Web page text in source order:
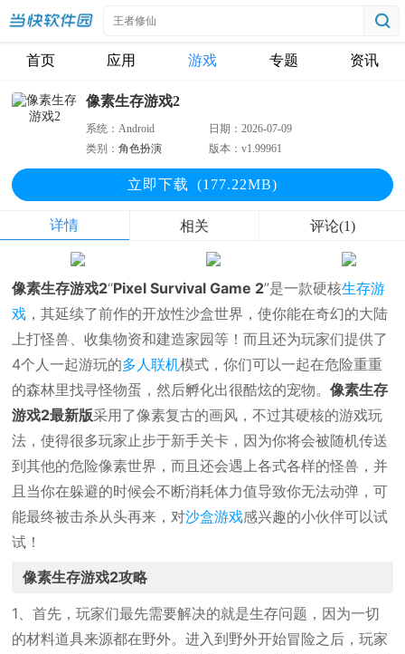
首页 应用 游戏 专题 资讯
像素生存游戏2
系统：Android 日期：2026-07-09
类别：角色扮演 版本：v1.99961
立即下载 (177.22MB)
详情 相关 评论(1)
像素生存游戏2“Pixel Survival Game 2”是一款硬核生存游
戏 ，其延续了前作的开放性沙盒世界，使你能在奇幻的大陆
上打怪兽、收集物资和建造家园等！而且还为玩家们提供了
4个人一起游玩的多人联机模式，你们可以一起在危险重重
的森林里找寻怪物蛋，然后孵化出很酷炫的宠物。像素生存
游戏2最新版采用了像素复古的画风，不过其硬核的游戏玩
法，使得很多玩家止步于新手关卡，因为你将会被随机传送
到其他的危险像素世界，而且还会遇上各式各样的怪兽，并
且当你在躲避的时候会不断消耗体力值导致你无法动弹，可
能最终被击杀从头再来，对沙盒游戏感兴趣的小伙伴可以试
试！
像素生存游戏2攻略
1、首先，玩家们最先需要解决的就是生存问题，因为一切
的材料道具来源都在野外。进入到野外开始冒险之后，玩家